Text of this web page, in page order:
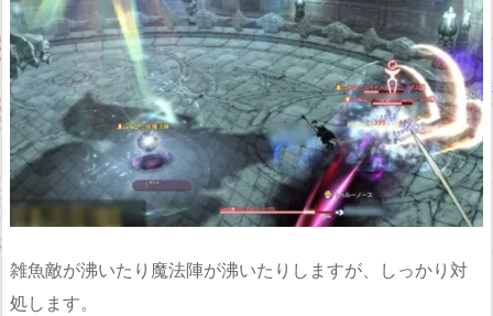
雑魚敵が沸いたり魔法陣が沸いたりしますが、しっかり対
処します。